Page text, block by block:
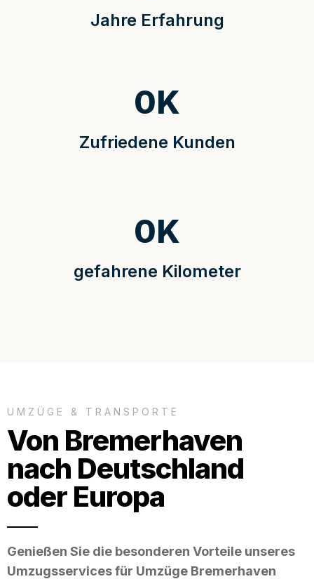
Jahre Erfahrung
Zufriedene Kunden
0K
gefahrene Kilometer
0K
UMZÜGE & TRANSPORTE
Von Bremerhaven
nach Deutschland
oder Europa
Genießen Sie die besonderen Vorteile unseres
Umzugsservices für Umzüge Bremerhaven